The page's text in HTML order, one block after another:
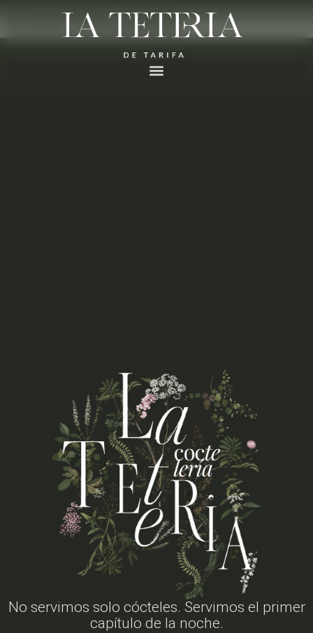
COCTELERÍA
No servimos solo cócteles. Servimos el primer
capítulo de la noche.